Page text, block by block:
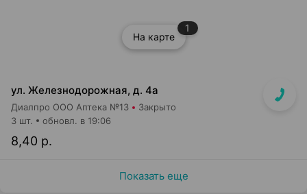
На карте
1
ул. Железнодорожная, д. 4а
Диалпро ООО Аптека №13 Закрыто
8,40 р.
3 шт. обновл. в 19:06
Показать еще